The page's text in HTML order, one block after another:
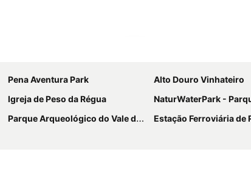
Pena Aventura Park
Alto Douro Vinhateiro
Igreja de Peso da Régua
NaturWaterPark - Parque de
Parque Arqueológico do Vale do Coa
Estação Ferroviária de